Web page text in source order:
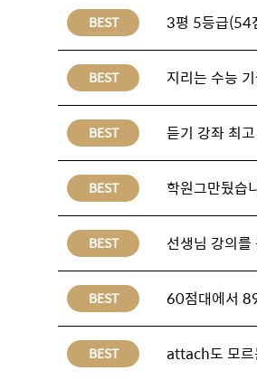
BEST 3평 5등급(54
BEST 지리는 수능
BEST 듣기 강좌 최고
BEST 학원그만뒀습
BEST 선생님 강의
BEST 60점대에서
BEST attach도 모르